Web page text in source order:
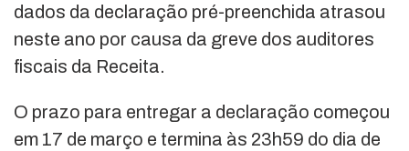
dados da declaração pré-preenchida atrasou
neste ano por causa da greve dos auditores
fiscais da Receita.
O prazo para entregar a declaração começou
em 17 de março e termina às 23h59 do dia de